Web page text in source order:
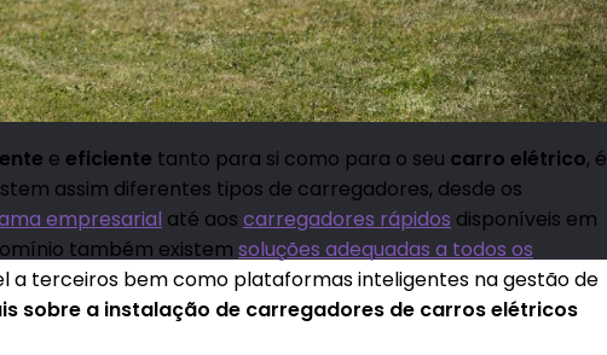
e eficiente tanto para si como para o seu carro elétrico, é
assim diferentes tipos de carregadores, desde os
empresarial até aos carregadores rápidos disponíveis em
também existem soluções adequadas a todos os
a terceiros bem como plataformas inteligentes na gestão de
sobre a instalação de carregadores de carros elétricos